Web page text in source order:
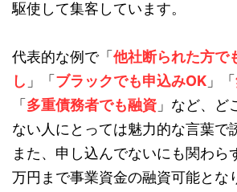
駆使して集客しています。
代表的な例で「 他社断られた方で
し 」「 ブラックでも申込みOK 」「
「 多重債務者でも融資 」など、ど
ない人にとっては魅力的な言葉で
また、申し込んでないにも関わ
万円まで事業資金の融資可能と